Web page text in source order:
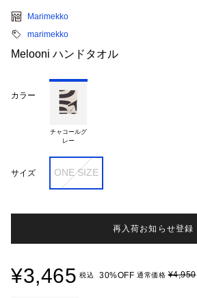
Marimekko
marimekko
Melooni ハンドタオル
カラー
チャコールグ
サイズ ONE SIZE
再入荷お知らせ登録
¥3,465 税込 30%OFF 通常価格¥4,950